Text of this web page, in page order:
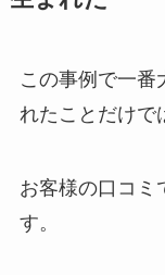
この事例で一番
れたことだけで
お客様の口コミ
す。